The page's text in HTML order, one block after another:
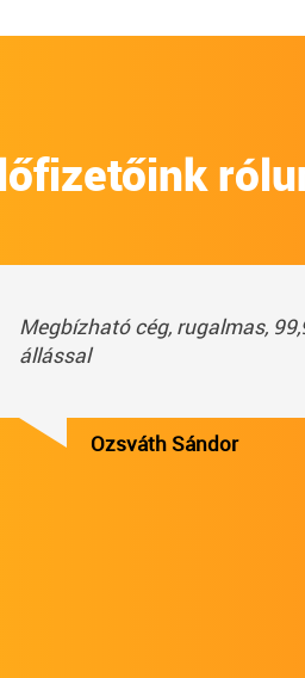
Megbízható cég, rugalmas,
állással
Ozsváth Sándor